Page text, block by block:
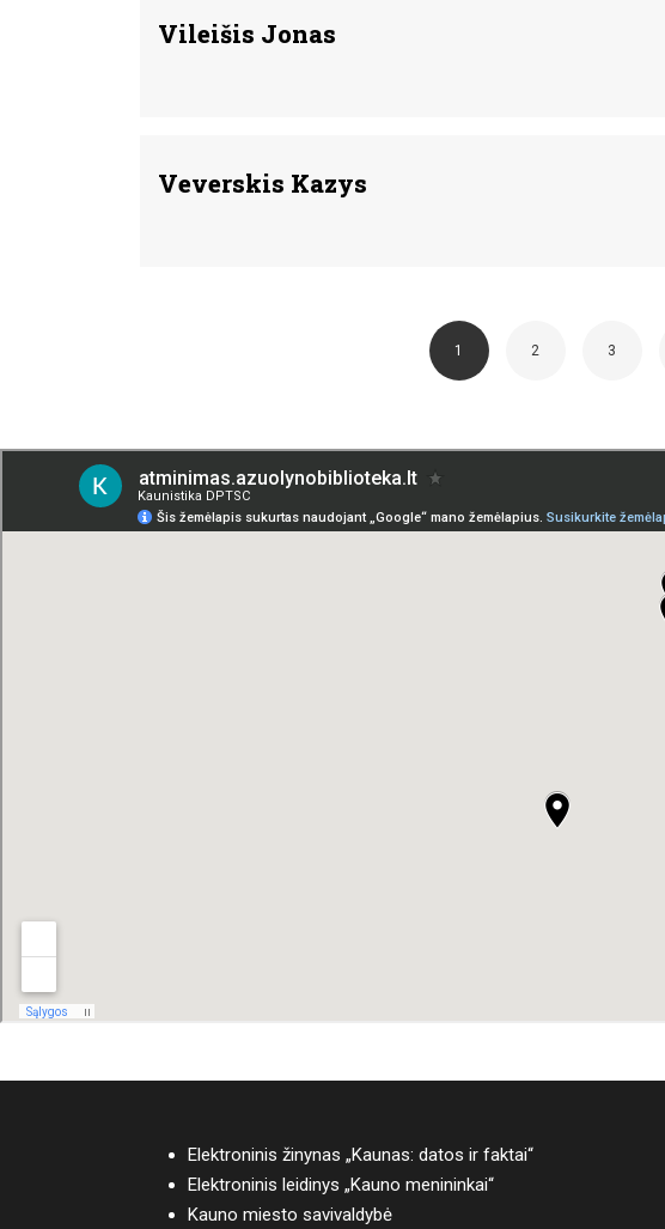
Vileišis Jonas
Veverskis Kazys
1 2 3
Elektroninis žinynas „Kaunas: datos ir faktai“
Elektroninis leidinys „Kauno menininkai“
Kauno miesto savivaldybė